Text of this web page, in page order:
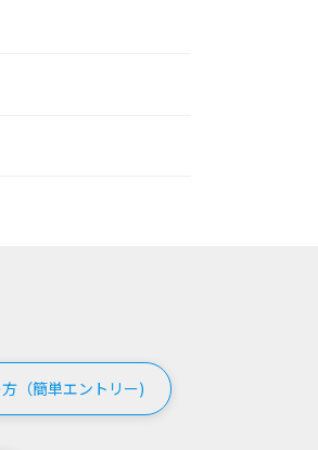
（簡単エントリー)